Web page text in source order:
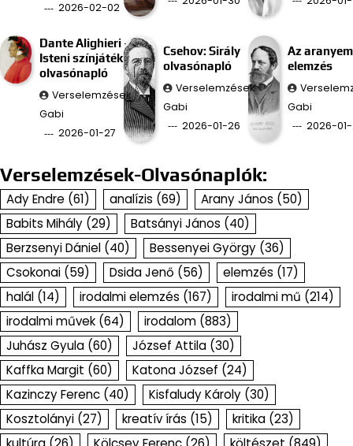
2026-02-02
Dante Alighieri –
Isteni színjáték
olvasónapló
Verselemzések
Gabi
2026-01-27
Csehov: Sirály
olvasónapló
Verselemzések
Gabi
2026-01-26
Az
elemzés
Gabi
2026-
Verselemzések-Olvasónaplók:
Ady Endre (61) analízis (69) Arany János (50)
Babits Mihály (29) Batsányi János (40)
Berzsenyi Dániel (40) Bessenyei György (36)
Csokonai (59) Dsida Jenő (56) elemzés (17)
halál (14) irodalmi elemzés (167) irodalmi mű (214)
irodalmi művek (64) irodalom (883)
Juhász Gyula (60) József Attila (30)
Kaffka Margit (60) Katona József (24)
Kazinczy Ferenc (40) Kisfaludy Károly (30)
Kosztolányi (27) kreatív írás (15) kritika (23)